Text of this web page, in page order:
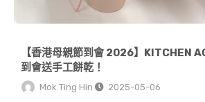
【香港母親節到會 2026】KITCHEN
到會送手工餅乾！
Mok Ting Hin 2025-05-06